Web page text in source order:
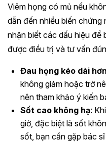
Viêm họng có mủ nếu
dẫn đến nhiều biến chứng
nhận biết các dấu hiệu để
được điều trị và tư vấn
Đau họng kéo dài
không giảm hoặc trở
nên tham khảo ý kiến
Sốt cao không hạ:
giờ, đặc biệt là sốt
sốt, bạn cần gặp bác